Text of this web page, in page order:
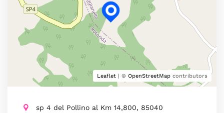
Leaflet | © OpenStreetMap contributors
sp 4 del Pollino al Km 14,800, 85040